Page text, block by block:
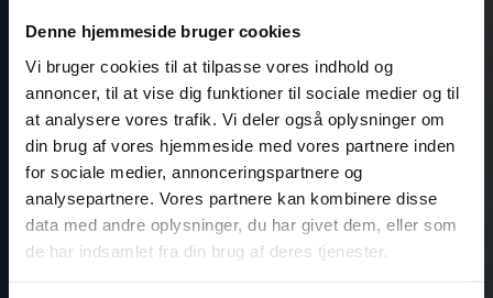
Denne hjemmeside bruger cookies
Vi bruger cookies til at tilpasse vores indhold og
annoncer, til at vise dig funktioner til sociale medier og til
at analysere vores trafik. Vi deler også oplysninger om
din brug af vores hjemmeside med vores partnere inden
for sociale medier, annonceringspartnere og
analysepartnere. Vores partnere kan kombinere disse
data med andre oplysninger, du har givet dem, eller som
de har indsamlet fra din brug af deres tjenester.